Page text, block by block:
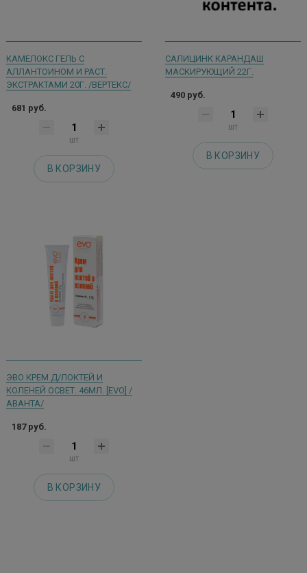
КАМЕЛОКС ГЕЛЬ С
АЛЛАНТОИНОМ И РАСТ.
ЭКСТРАКТАМИ 20Г. /ВЕРТЕКС/
681 руб.
шт
В КОРЗИНУ
САЛИЦИНК КАРАНДАШ
МАСКИРУЮЩИЙ 22Г.
490 руб.
шт
В КОРЗИНУ
ЭВО КРЕМ Д/ЛОКТЕЙ И
КОЛЕНЕЙ ОСВЕТ. 46МЛ. [EVO] /
АВАНТА/
187 руб.
шт
В КОРЗИНУ